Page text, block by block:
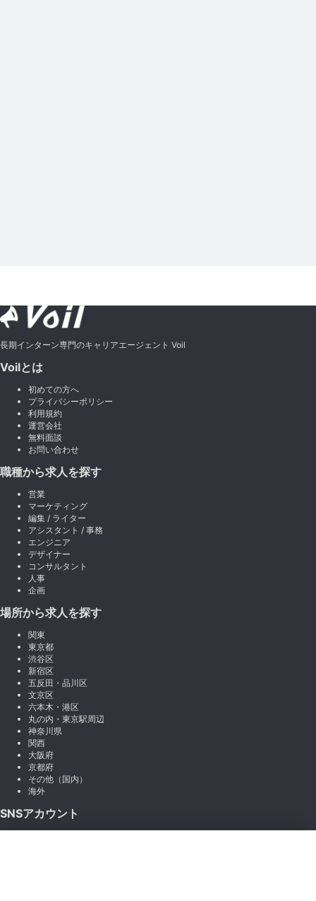
長期インターン専門のキャリアエージェント Voil
Voilとは
初めての方へ
プライバシーポリシー
利用規約
運営会社
無料面談
お問い合わせ
職種から求人を探す
営業
マーケティング
編集 / ライター
アシスタント / 事務
エンジニア
デザイナー
コンサルタント
人事
企画
場所から求人を探す
関東
東京都
渋谷区
新宿区
五反田・品川区
文京区
六本木・港区
丸の内・東京駅周辺
神奈川県
関西
大阪府
京都府
その他（国内）
海外
SNSアカウント